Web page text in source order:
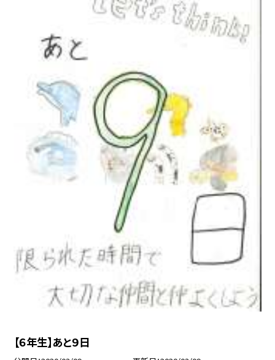
【６年生】あと９日